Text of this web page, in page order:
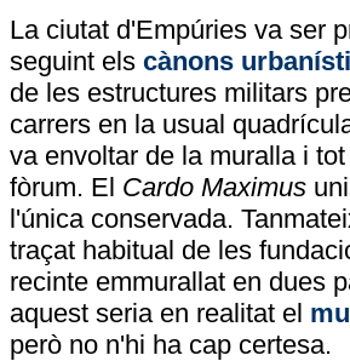
La ciutat d'Empúries va ser
seguint els cànons
de les estructures militars
carrers en la usual
va envoltar de la muralla i
fòrum. El Cardo Maximus
l'única conservada.
traçat habitual de les
recinte emmurallat en dues
aquest seria en realitat el
però no n'hi ha cap certesa.